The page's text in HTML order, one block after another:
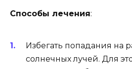
Способы лечения:
Избегать попадания на
солнечных лучей. Для